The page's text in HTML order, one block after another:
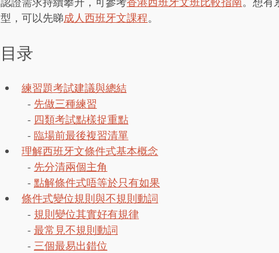
型，可以先睇成人西班牙文課程。
目录
練習題考試建議與總結
  -
先做三種練習
  -
四類考試點樣捉重點
  -
臨場前最後複習清單
理解西班牙文條件式基本概念
  -
先分清兩個主角
  -
點解條件式唔等於只有如果
條件式變位規則與不規則動詞
  -
規則變位其實好有規律
  -
最常見不規則動詞
  -
三個最易出錯位